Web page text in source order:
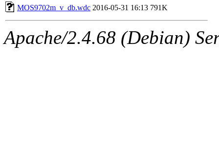
MOS9702m_v_db.wdc 2016-05-31 16:13 791K
Apache/2.4.68 (Debian)